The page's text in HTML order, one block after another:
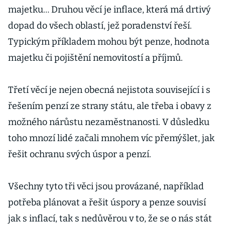
majetku… Druhou věcí je inflace, která má drtivý
dopad do všech oblastí, jež poradenství řeší.
Typickým příkladem mohou být penze, hodnota
majetku či pojištění nemovitostí a příjmů.
Třetí věcí je nejen obecná nejistota související i s
řešením penzí ze strany státu, ale třeba i obavy z
možného nárůstu nezaměstnanosti. V důsledku
toho mnozí lidé začali mnohem víc přemýšlet, jak
řešit ochranu svých úspor a penzí.
Všechny tyto tři věci jsou provázané, například
potřeba plánovat a řešit úspory a penze souvisí
jak s inflací, tak s nedůvěrou v to, že se o nás stát